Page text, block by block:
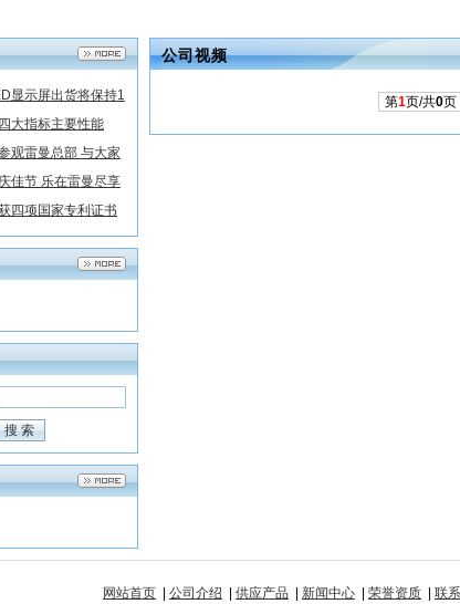
显示屏出货将保持1
大指标主要性能
观雷曼总部 与大家
流
佳节 乐在雷曼尽享
度雷曼股份中秋国
动
四项国家专利证书
公司视频
第1页/共0页
网站首页 公司介绍 供应产品 新闻中心 荣誉资质 联